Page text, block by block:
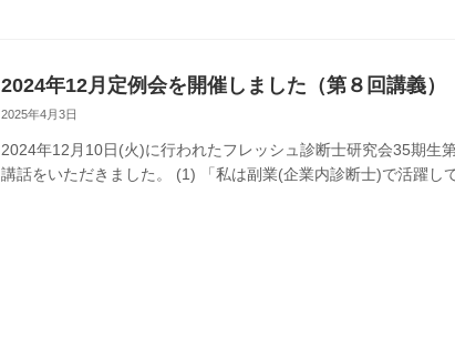
2024年12月定例会を開催しました（第８回講義）
2025年4月3日
2024年12月10日(火)に行われたフレッシュ診断士研究会35期生
講話をいただきました。 (1) 「私は副業(企業内診断士)で活躍